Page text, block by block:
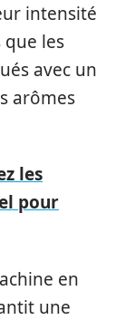
intensité
les
avec un
arômes
les
pour
en
une